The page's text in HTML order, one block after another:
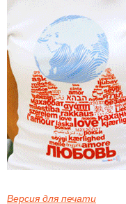
Версия для печати